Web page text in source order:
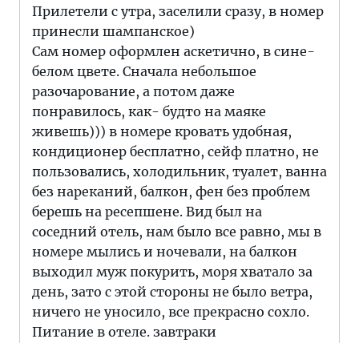
Прилетели с утра, заселили сразу, в номер
принесли шампанское)
Сам номер оформлен аскетично, в сине-
белом цвете. Сначала небольшое
разочарование, а потом даже
понравилось, как- будто на маяке
живешь))) в номере кровать удобная,
кондиционер бесплатно, сейф платно, не
пользовались, холодильник, туалет, ванна
без нареканий, балкон, фен без проблем
берешь на ресепшене. Вид был на
соседний отель, нам было все равно, мы в
номере мылись и ночевали, на балкон
выходил муж покурить, моря хватало за
день, зато с этой стороны не было ветра,
ничего не уносило, все прекрасно сохло.
Питание в отеле. завтраки